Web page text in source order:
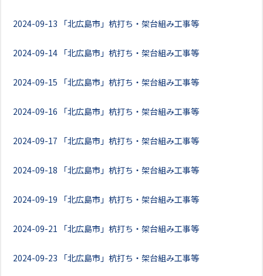
2024-09-13 「北広島市」杭打ち・架台組み工事等
2024-09-14 「北広島市」杭打ち・架台組み工事等
2024-09-15 「北広島市」杭打ち・架台組み工事等
2024-09-16 「北広島市」杭打ち・架台組み工事等
2024-09-17 「北広島市」杭打ち・架台組み工事等
2024-09-18 「北広島市」杭打ち・架台組み工事等
2024-09-19 「北広島市」杭打ち・架台組み工事等
2024-09-21 「北広島市」杭打ち・架台組み工事等
2024-09-23 「北広島市」杭打ち・架台組み工事等